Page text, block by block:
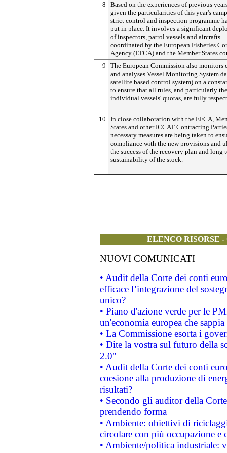
8
Based on the experiences of previous
given the particularities of this year's
strict control and inspection programme
put in place. It involves a significant
of inspectors, patrol vessels and aircrafts
coordinated by the European Fisheries
Agency (EFCA) and the Member States
9
The European Commission also monitors
and analyses Vessel Monitoring System
satellite based control system) on a
to ensure that all rules, and particularly the
individual vessels' quotas, are fully
10
In close collaboration with the EFCA,
States and other ICCAT Contracting
necessary measures are being taken to
compliance with the new provisions and
the success of the recovery plan and long
sustainability of the stock.
ELENCO RISORSE
NUOVI COMUNICATI
• Audit della Corte dei conti
efficace l’integrazione del
unico?
• Piano d'azione verde per le
un'economia europea che
• La Commissione esorta i
• Dite la vostra sul futuro della
2.0"
• Audit della Corte dei conti
coesione alla produzione di
risultati?
• Secondo gli auditor della
prendendo forma
• Ambiente: obiettivi di
circolare con più occupazione e
• Ambiente/politica industriale: